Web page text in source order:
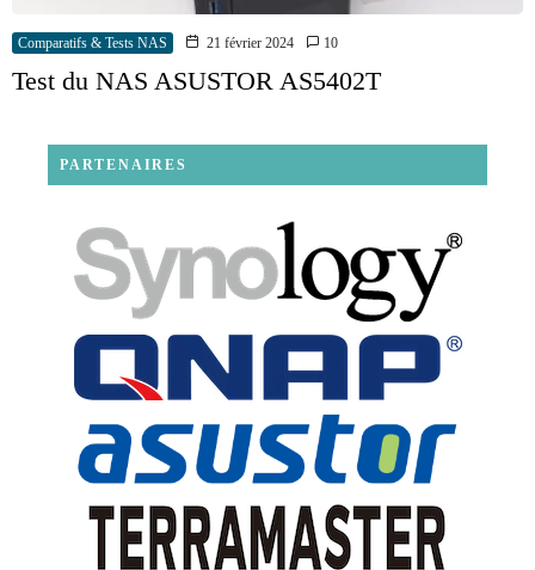
Comparatifs & Tests NAS 21 février 2024 10
Test du NAS ASUSTOR AS5402T
PARTENAIRES